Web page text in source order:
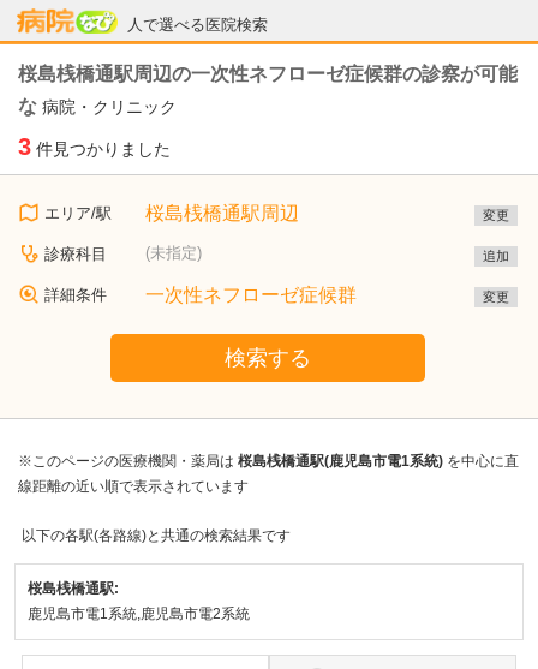
人で選べる医院検索
病院なび
桜島桟橋通駅周辺の一次性ネフローゼ症候群の診察が可能
な 病院・クリニック
3 件見つかりました
エリア/駅 桜島桟橋通駅周辺 変更
診療科目 (未指定) 追加
詳細条件 一次性ネフローゼ症候群 変更
検索する
※このページの医療機関・薬局は 桜島桟橋通駅(鹿児島市電1系統) を中心に直
線距離の近い順で表示されています
以下の各駅(各路線)と共通の検索結果です
桜島桟橋通駅:
鹿児島市電1系統,鹿児島市電2系統